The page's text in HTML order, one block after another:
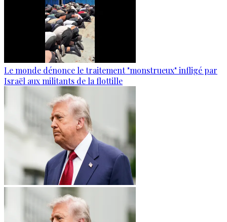
Le monde dénonce le traitement "monstrueux" infligé par
Israël aux militants de la flottille